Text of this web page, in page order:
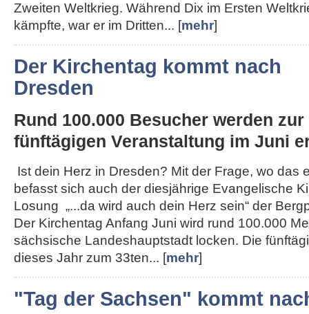
Zweiten Weltkrieg. Während Dix im Ersten
kämpfte, war er im Dritten... [mehr]
Der Kirchentag kommt nach
Dresden
Rund 100.000 Besucher werden zur
fünftägigen Veranstaltung im Juni
Ist dein Herz in Dresden? Mit der Frage, wo das
befasst sich auch der diesjährige Evangelische
Losung „...da wird auch dein Herz sein“ der
Der Kirchentag Anfang Juni wird rund 100.000
sächsische Landeshauptstadt locken. Die
dieses Jahr zum 33ten... [mehr]
"Tag der Sachsen" kommt